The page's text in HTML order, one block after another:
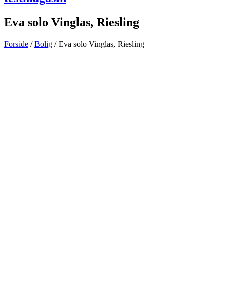
Eva solo Vinglas, Riesling
Forside /Bolig / Eva solo Vinglas, Riesling